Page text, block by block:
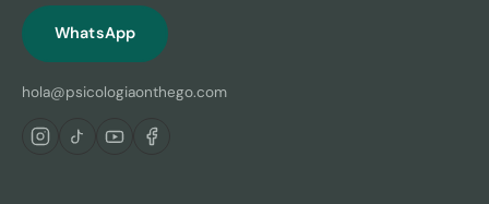
WhatsApp
hola@psicologiaonthego.com